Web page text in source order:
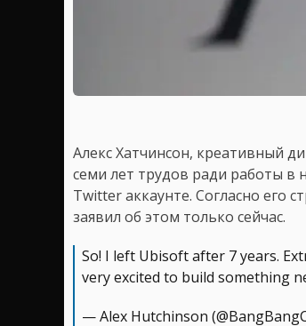
Алекс Хатчинсон, креативный
семи лет трудов ради работы в
Twitter аккаунте. Согласно его
заявил об этом только сейчас.
So! I left Ubisoft after 7 years.
very excited to build something
— Alex Hutchinson